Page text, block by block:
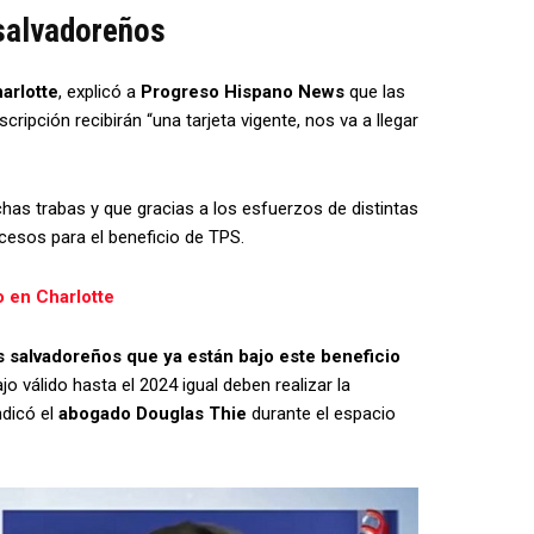
, explicó a Progreso Hispano News que las
recibirán “una tarjeta vigente, nos va a llegar
trabas y que gracias a los esfuerzos de distintas
para el beneficio de TPS.
en Charlotte
salvadoreños que ya están bajo este beneficio
válido hasta el 2024 igual deben realizar la
el abogado Douglas Thie durante el espacio